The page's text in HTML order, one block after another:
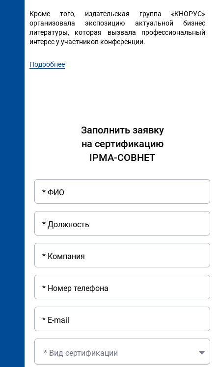
Заполнить заявку
на сертификацию
IPMA-СОВНЕТ
* Вид сертификации
Кроме того, издательская группа «КНОРУС»
организовала экспозицию актуальной бизнес
литературы, которая вызвала профессиональный
интерес у участников конференции.
Подробнее